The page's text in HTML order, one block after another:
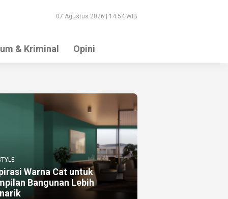
07 Agustus 2026 | 14:54 WIB
& Kriminal Opini
Warna Cat untuk
Bangunan Lebih